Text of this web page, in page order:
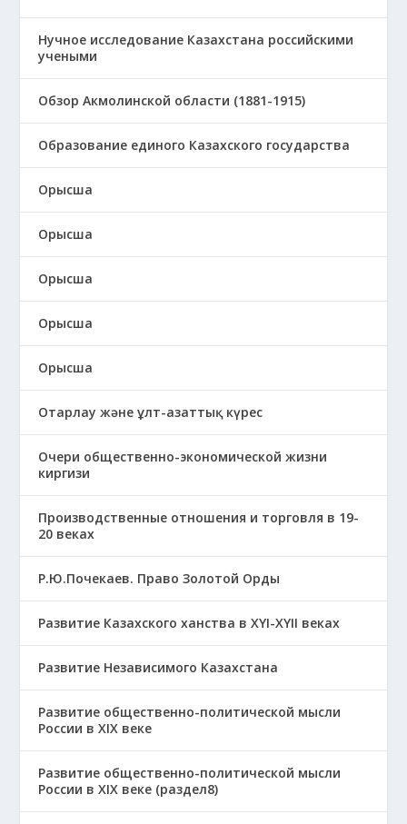
Нучное исследование Казахстана российскими
учеными
Обзор Акмолинской области (1881-1915)
Образование единого Казахского государства
Орысша
Орысша
Орысша
Орысша
Орысша
Отарлау және ұлт-азаттық күрес
Очери общественно-экономической жизни
киргизи
Производственные отношения и торговля в 19-
20 веках
Р.Ю.Почекаев. Право Золотой Орды
Развитие Казахского ханства в ХҮІ-ХҮІІ веках
Развитие Независимого Казахстана
Развитие общественно-политической мысли
России в XIX веке
Развитие общественно-политической мысли
России в XIX веке (раздел8)